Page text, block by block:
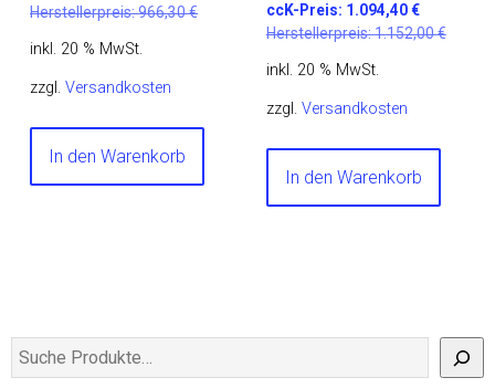
Herstellerpreis:966,30€
inkl. 20 % MwSt.
zzgl.Versandkosten
In den Warenkorb
ccK-Preis: 1.094,40€
Herstellerpreis:1.152,00€
inkl. 20 % MwSt.
zzgl. Versandkosten
In den Warenkorb